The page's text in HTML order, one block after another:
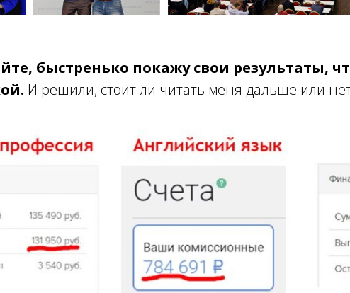
быстренько покажу свои результаты,
И решили, стоит ли читать меня дальше или